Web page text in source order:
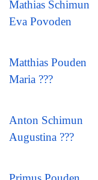
Mathias Schimun
Eva Povoden
Matthias Pouden
Maria ???
Anton Schimun
Augustina ???